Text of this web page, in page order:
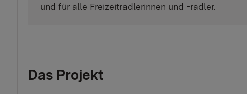
und für alle Freizeitradlerinnen und -radler.
Das Projekt